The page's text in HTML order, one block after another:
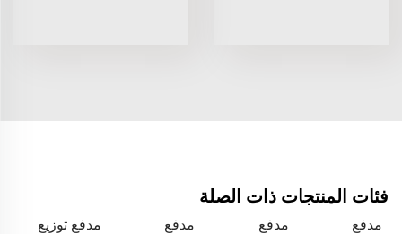
فئات المنتجات ذات الصلة
مدفع
مدفع
مدفع
مدفع توزيع